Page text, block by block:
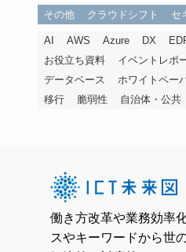
その他 クラウドシフト セ
AI AWS Azure DX
お役立ち資料
イベントレポ
データベース
ホワイトペー
移行
脆弱性 自治体・公共
働き方改革や業務効率
スやキーワードから世